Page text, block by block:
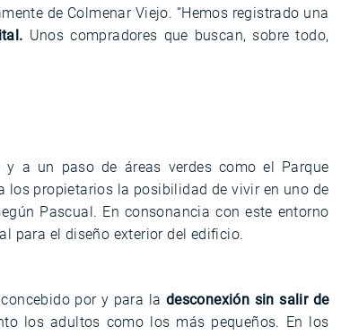
de Colmenar Viejo. “Hemos registrado una
Unos compradores que buscan, sobre todo,
a un paso de áreas verdes como el Parque
los propietarios la posibilidad de vivir en uno de
Pascual. En consonancia con este entorno
para el diseño exterior del edificio.
por y para la desconexión sin salir de
los adultos como los más pequeños. En los